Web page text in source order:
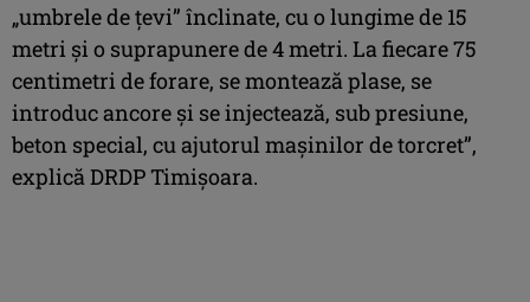
„umbrele de țevi” înclinate, cu o lungime de 15
metri și o suprapunere de 4 metri. La fiecare 75
centimetri de forare, se montează plase, se
introduc ancore și se injectează, sub presiune,
beton special, cu ajutorul mașinilor de torcret”,
explică DRDP Timișoara.